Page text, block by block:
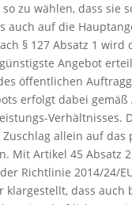
zu wählen, dass sie
auch auf die
§ 127 Absatz 1 wird
Angebot
öffentlichen
erfolgt dabei gemäß
Verhältnisses.
allein auf
Mit Artikel 45 Absatz
Richtlinie 2014/24/
klargestellt, dass auch